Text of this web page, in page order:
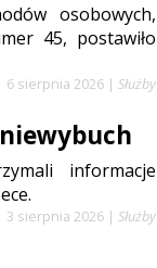
osobowych,
45, postawiło
6 sierpnia 2026 | Służby
informacje
3 sierpnia 2026 | Służby